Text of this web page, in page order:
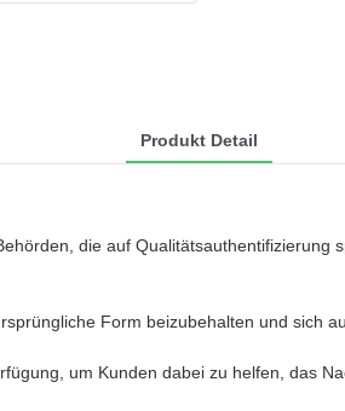
Produkt Detail
die auf
Form beizubehalten und sich
um Kunden dabei zu helfen, das